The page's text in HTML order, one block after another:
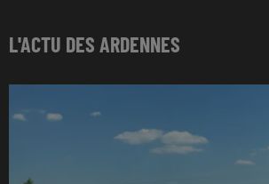
L'ACTU DES ARDENNES